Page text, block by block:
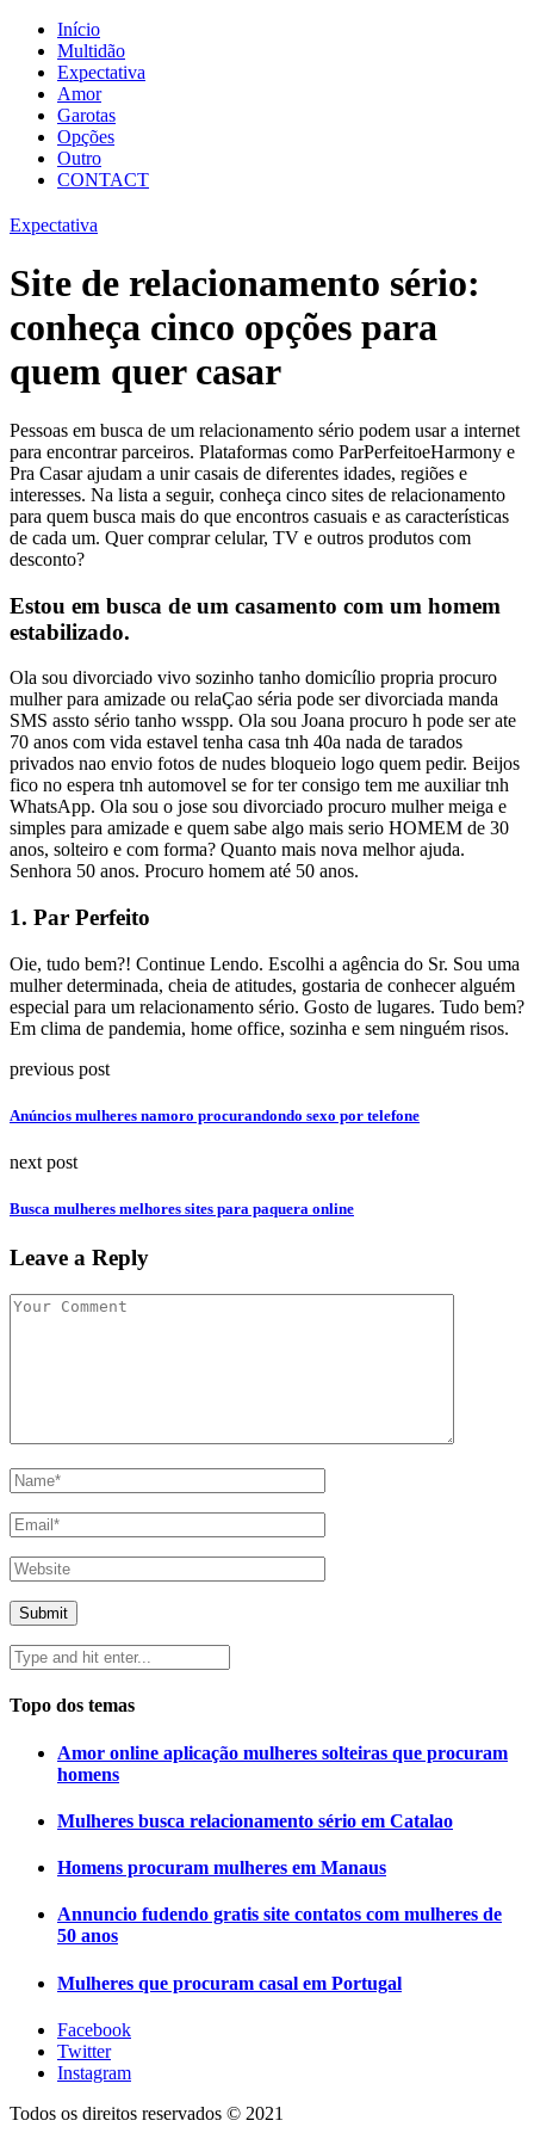
Início
Multidão
Expectativa
Amor
Garotas
Opções
Outro
CONTACT
Expectativa
Site de relacionamento sério:
conheça cinco opções para
quem quer casar
Pessoas em busca de um relacionamento sério podem usar a internet
para encontrar parceiros. Plataformas como ParPerfeitoeHarmony e
Pra Casar ajudam a unir casais de diferentes idades, regiões e
interesses. Na lista a seguir, conheça cinco sites de relacionamento
para quem busca mais do que encontros casuais e as características
de cada um. Quer comprar celular, TV e outros produtos com
desconto?
Estou em busca de um casamento com um homem
estabilizado.
Ola sou divorciado vivo sozinho tanho domicílio propria procuro
mulher para amizade ou relaÇao séria pode ser divorciada manda
SMS assto sério tanho wsspp. Ola sou Joana procuro h pode ser ate
70 anos com vida estavel tenha casa tnh 40a nada de tarados
privados nao envio fotos de nudes bloqueio logo quem pedir. Beijos
fico no espera tnh automovel se for ter consigo tem me auxiliar tnh
WhatsApp. Ola sou o jose sou divorciado procuro mulher meiga e
simples para amizade e quem sabe algo mais serio HOMEM de 30
anos, solteiro e com forma? Quanto mais nova melhor ajuda.
Senhora 50 anos. Procuro homem até 50 anos.
1. Par Perfeito
Oie, tudo bem?! Continue Lendo. Escolhi a agência do Sr. Sou uma
mulher determinada, cheia de atitudes, gostaria de conhecer alguém
especial para um relacionamento sério. Gosto de lugares. Tudo bem?
Em clima de pandemia, home office, sozinha e sem ninguém risos.
previous post
Anúncios mulheres namoro procurandondo sexo por telefone
next post
Busca mulheres melhores sites para paquera online
Leave a Reply
Topo dos temas
Amor online aplicação mulheres solteiras que procuram
homens
Mulheres busca relacionamento sério em Catalao
Homens procuram mulheres em Manaus
Annuncio fudendo gratis site contatos com mulheres de
50 anos
Mulheres que procuram casal em Portugal
Facebook
Twitter
Instagram
Todos os direitos reservados © 2021